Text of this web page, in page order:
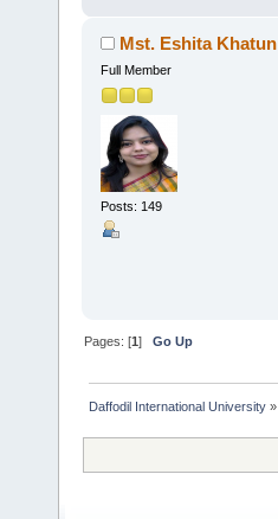
Mst. Eshita Khatun
Full Member
Posts: 149
Pages: [1]Go Up
Daffodil International University »